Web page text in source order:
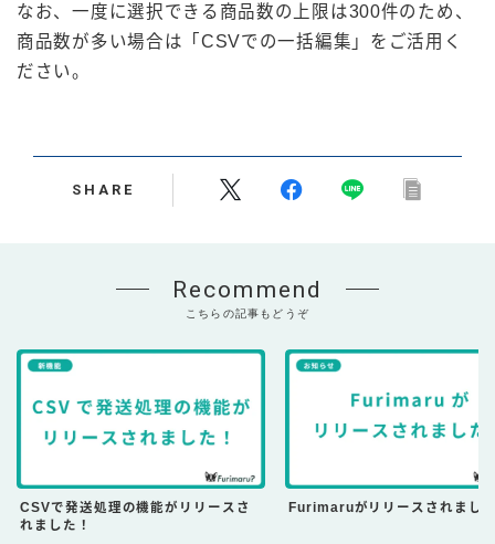
なお、一度に選択できる商品数の上限は300件のため、
商品数が多い場合は「CSVでの一括編集」をご活用く
ださい。
SHARE
Recommend
こちらの記事もどうぞ
CSVで発送処理の機能がリリースさ
れました！
Furimaruがリリースされまし